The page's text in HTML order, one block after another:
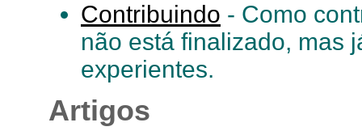
Contribuindo - Como
não está finalizado, mas
experientes.
Artigos